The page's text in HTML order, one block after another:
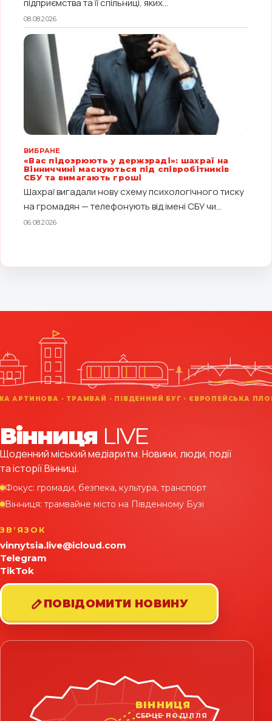
Вінниця LIVE
Щоденний міський медіаритм. Новини, люди, події
та історії Вінниці.
Фокус: громади, безпека, культура, транспорт
Вінниця: трамвайне місто на Південному Бузі
ЗВʼЯЗОК
vinnytsia.live@icloud.com
Telegram
TikTok
ПОВІДОМИТИ НОВИНУ
ВІННИЦЯ
СЕРЦЕ ПОДІЛЛЯ